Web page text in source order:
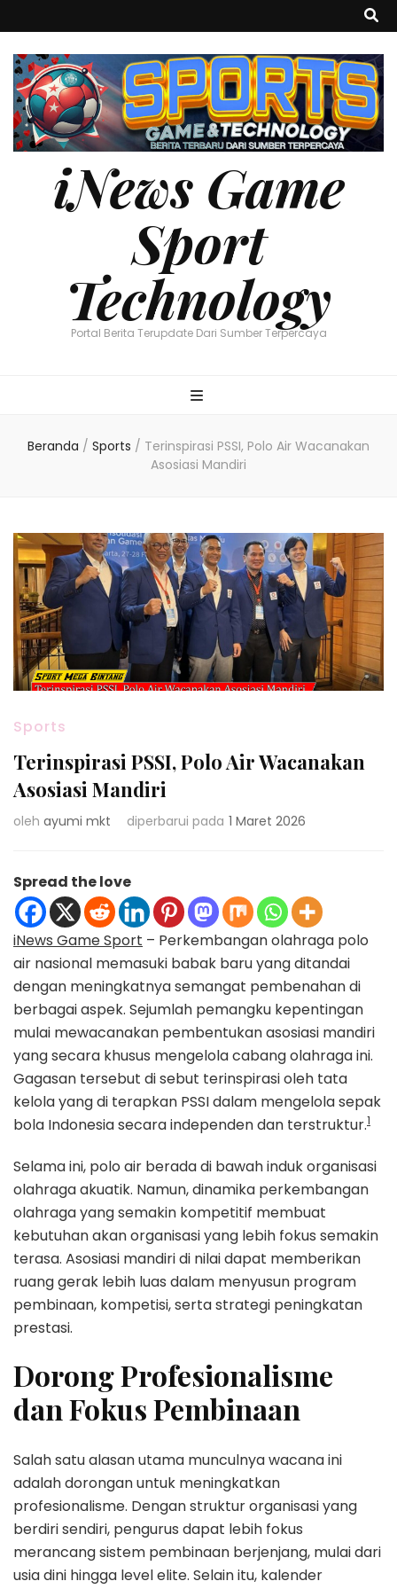
iNews Game
Sport
Technology
Portal Berita Terupdate Dari Sumber Terpercaya
Beranda / Sports / Terinspirasi PSSI, Polo Air Wacanakan
Asosiasi Mandiri
Sports
Terinspirasi PSSI, Polo Air Wacanakan
Asosiasi Mandiri
oleh ayumi mkt diperbarui pada 1 Maret 2026
Spread the love
iNews Game Sport – Perkembangan olahraga polo
air nasional memasuki babak baru yang ditandai
dengan meningkatnya semangat pembenahan di
berbagai aspek. Sejumlah pemangku kepentingan
mulai mewacanakan pembentukan asosiasi mandiri
yang secara khusus mengelola cabang olahraga ini.
Gagasan tersebut di sebut terinspirasi oleh tata
kelola yang di terapkan PSSI dalam mengelola sepak
bola Indonesia secara independen dan terstruktur.1
Selama ini, polo air berada di bawah induk organisasi
olahraga akuatik. Namun, dinamika perkembangan
olahraga yang semakin kompetitif membuat
kebutuhan akan organisasi yang lebih fokus semakin
terasa. Asosiasi mandiri di nilai dapat memberikan
ruang gerak lebih luas dalam menyusun program
pembinaan, kompetisi, serta strategi peningkatan
prestasi.
Dorong Profesionalisme
dan Fokus Pembinaan
Salah satu alasan utama munculnya wacana ini
adalah dorongan untuk meningkatkan
profesionalisme. Dengan struktur organisasi yang
berdiri sendiri, pengurus dapat lebih fokus
merancang sistem pembinaan berjenjang, mulai dari
usia dini hingga level elite. Selain itu, kalender